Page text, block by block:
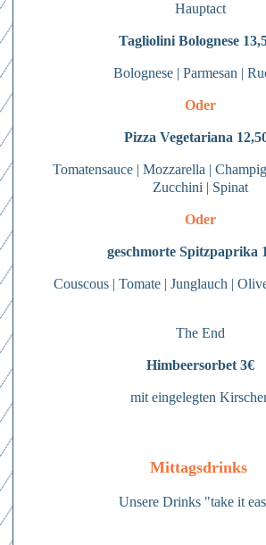
Hauptact
Tagliolini Bolognese
Bolognese | Parmesan |
Oder
Pizza Vegetariana
Tomatensauce | Mozzarella |
Zucchini | Spinat
Oder
geschmorte Spitzpaprika
Couscous | Tomate | Junglauch |
The End
Himbeersorbet 3€
mit eingelegten
Mittagsdrinks
Unsere Drinks "take it
Datenschutzbestimmungen
Hierher ziehen & fallen
Dateien auswählen